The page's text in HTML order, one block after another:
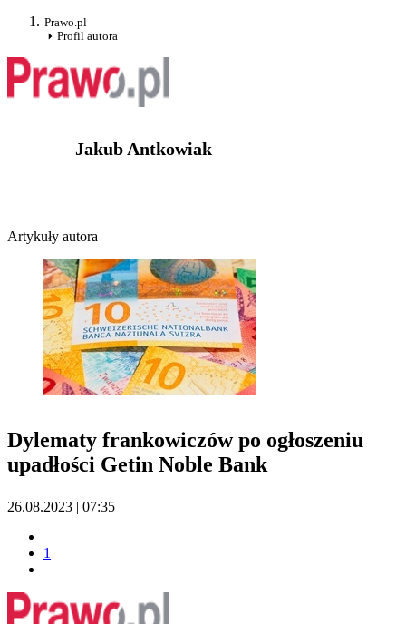
Prawo.pl
Profil autora
Jakub Antkowiak
Artykuły autora
Dylematy frankowiczów po ogłoszeniu
upadłości Getin Noble Bank
26.08.2023 | 07:35
1